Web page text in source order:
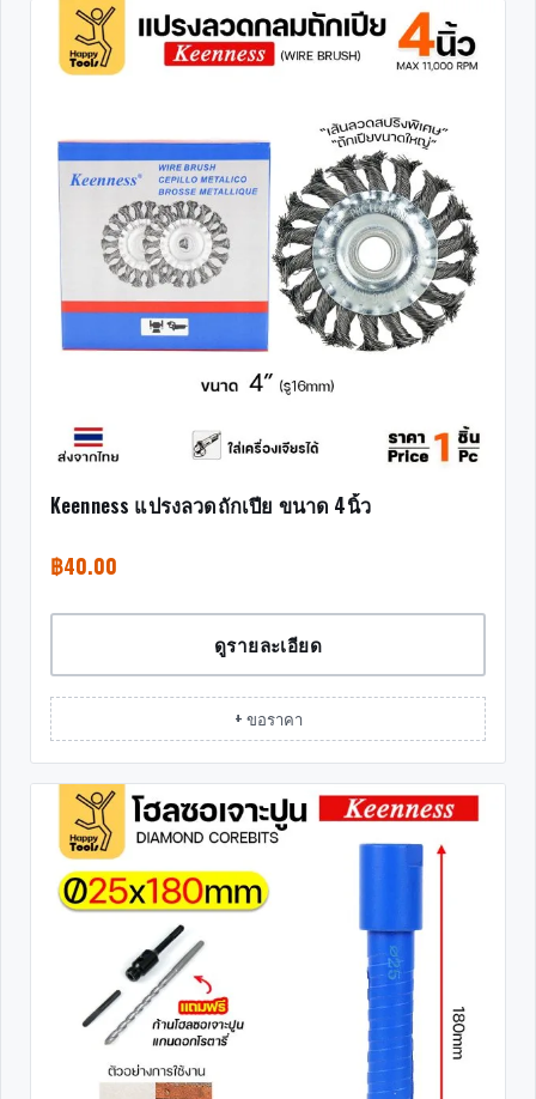
Keenness แปรงลวดถักเปีย ขนาด 4นิ้ว
฿40.00
ดูรายละเอียด
+ ขอราคา